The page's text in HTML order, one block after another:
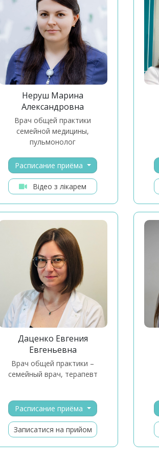
Неруш Марина
Александровна
врач общей практики
семейной медицины,
пульмонолог
Расписание приёма
Відео з лікарем
Даценко Евгения
Евгеньевна
врач общей практики –
семейный врач, терапевт
Расписание приёма
Записатися на прийом